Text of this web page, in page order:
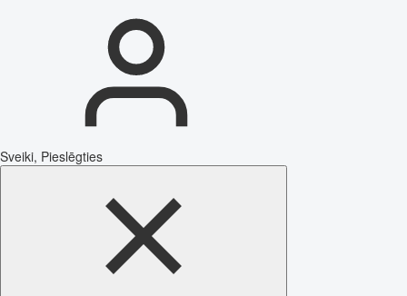
Sveiki, Pieslēgties